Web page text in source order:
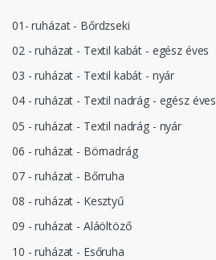
01- ruházat - Bőrdzseki
02 - ruházat - Textil kabát - egész éves
03 - ruházat - Textil kabát - nyár
04 - ruházat - Textil nadrág - egész éves
05 - ruházat - Textil nadrág - nyár
06 - ruházat - Börnadrág
07 - ruházat - Bőrruha
08 - ruházat - Kesztyű
09 - ruházat - Aláöltöző
10 - ruházat - Esőruha